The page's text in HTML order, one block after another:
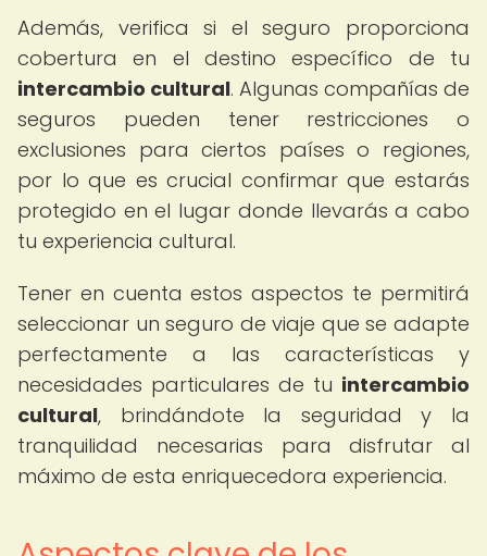
Además, verifica si el seguro proporciona
cobertura en el destino específico de tu
intercambio cultural. Algunas compañías de
seguros pueden tener restricciones o
exclusiones para ciertos países o regiones,
por lo que es crucial confirmar que estarás
protegido en el lugar donde llevarás a cabo
tu experiencia cultural.
Tener en cuenta estos aspectos te permitirá
seleccionar un seguro de viaje que se adapte
perfectamente a las características y
necesidades particulares de tu intercambio
cultural, brindándote la seguridad y la
tranquilidad necesarias para disfrutar al
máximo de esta enriquecedora experiencia.